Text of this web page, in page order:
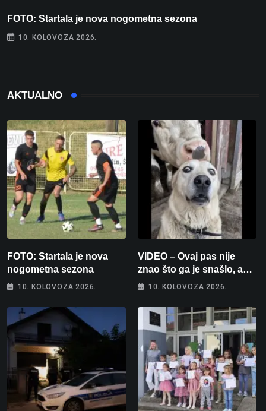
FOTO: Startala je nova nogometna sezona
10. KOLOVOZA 2026.
AKTUALNO
FOTO: Startala je nova
nogometna sezona
10. KOLOVOZA 2026.
VIDEO – Ovaj pas nije
znao što ga je snašlo, a
njegova reakcija je
10. KOLOVOZA 2026.